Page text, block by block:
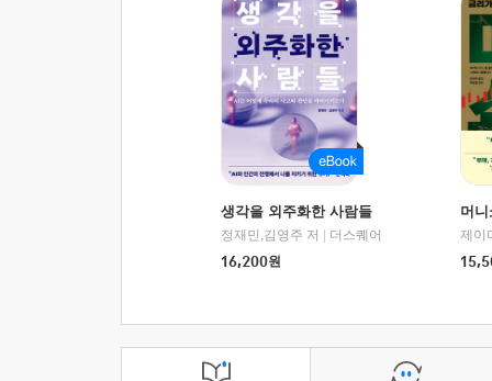
생각을 외주화한 사람들
정재민,김영주 저
더스퀘어
16,200원
머